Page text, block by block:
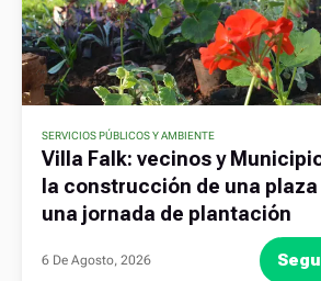
SERVICIOS PÚBLICOS Y AMBIENTE
Villa Falk: vecinos y
la construcción de una
una jornada de plantación
6 De Agosto, 2026